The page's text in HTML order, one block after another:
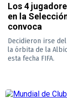
Los 4
en la
convoca
Decidieron irse
la órbita de la
esta fecha FIFA.